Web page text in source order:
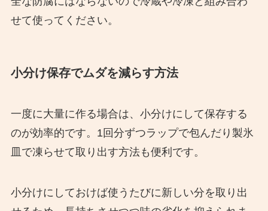
せて使ってください。
小分け保存でムダを減らす方法
一度に大量に作る場合は、小分けにして保存する
のが効率的です。1回分ずつラップで包んだり製氷
皿で凍らせて取り出す方法も便利です。
小分けにしておけば使うたびに新しい分を取り出